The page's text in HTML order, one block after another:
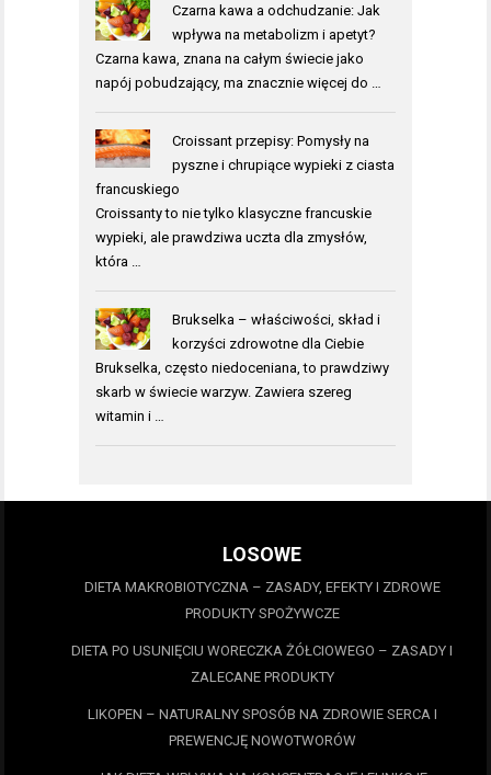
Czarna kawa a odchudzanie: Jak
wpływa na metabolizm i apetyt?
Czarna kawa, znana na całym świecie jako
napój pobudzający, ma znacznie więcej do …
Croissant przepisy: Pomysły na
pyszne i chrupiące wypieki z ciasta
francuskiego
Croissanty to nie tylko klasyczne francuskie
wypieki, ale prawdziwa uczta dla zmysłów,
która …
Brukselka – właściwości, skład i
korzyści zdrowotne dla Ciebie
Brukselka, często niedoceniana, to prawdziwy
skarb w świecie warzyw. Zawiera szereg
witamin i …
LOSOWE
DIETA MAKROBIOTYCZNA – ZASADY, EFEKTY I ZDROWE
PRODUKTY SPOŻYWCZE
DIETA PO USUNIĘCIU WORECZKA ŻÓŁCIOWEGO – ZASADY I
ZALECANE PRODUKTY
LIKOPEN – NATURALNY SPOSÓB NA ZDROWIE SERCA I
PREWENCJĘ NOWOTWORÓW